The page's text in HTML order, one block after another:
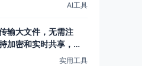
AI工具
输大文件，无需注
加密和实时共享，还
实用工具